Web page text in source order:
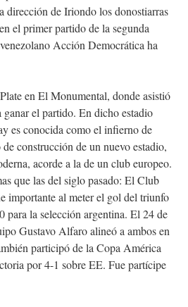
dirección de Iriondo los donostiarras
el primer partido de la segunda
Acción Democrática ha
en El Monumental, donde asistió
el partido. En dicho estadio
es conocida como el infierno de
construcción de un nuevo estadio,
acorde a la de un club europeo.
que las del siglo pasado: El Club
importante al meter el gol del triunfo
la selección argentina. El 24 de
Gustavo Alfaro alineó a ambos en
participó de la Copa América
por 4-1 sobre EE. Fue partícipe